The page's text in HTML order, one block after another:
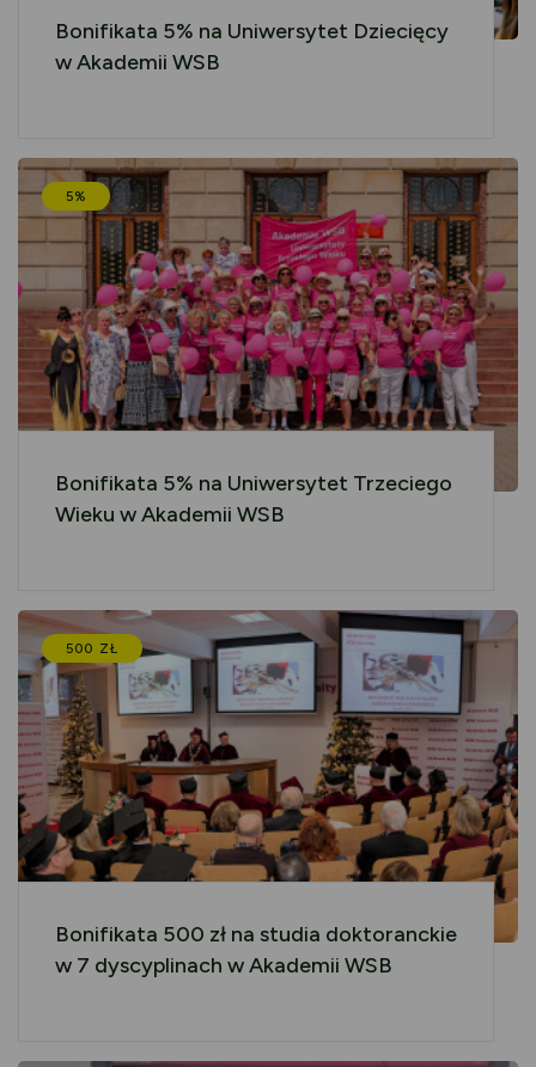
Bonifikata 5% na Uniwersytet Dziecięcy
w Akademii WSB
5%
Bonifikata 5% na Uniwersytet Trzeciego
Wieku w Akademii WSB
500 ZŁ
Bonifikata 500 zł na studia doktoranckie
w 7 dyscyplinach w Akademii WSB